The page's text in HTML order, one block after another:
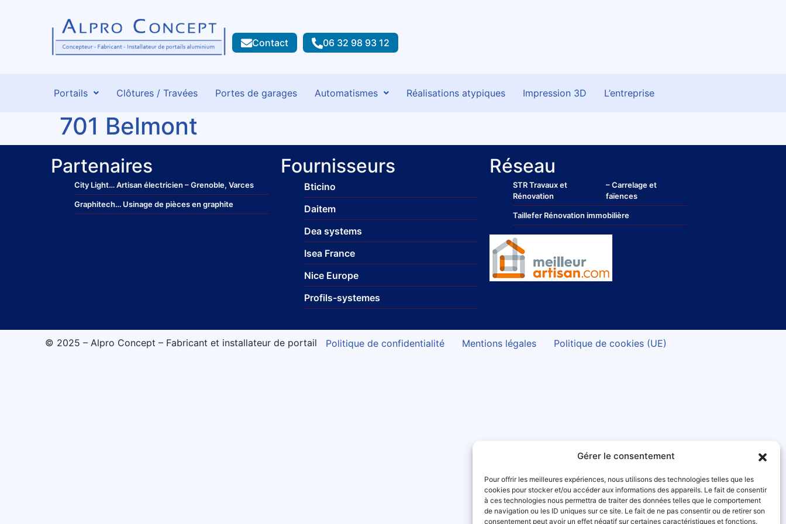
Gérer le consentement
Pour offrir les meilleures expériences, nous utilisons des technologies telles que les
cookies pour stocker et/ou accéder aux informations des appareils. Le fait de consentir
à ces technologies nous permettra de traiter des données telles que le comportement
de navigation ou les ID uniques sur ce site. Le fait de ne pas consentir ou de retirer son
consentement peut avoir un effet négatif sur certaines caractéristiques et fonctions.
Contact 06 32 98 93 12
Portails Clôtures / Travées Portes de garages Automatismes Réalisations atypiques Impression 3D L’entreprise
701 Belmont
Partenaires
City Light… Artisan électricien – Grenoble, Varces
Graphitech… Usinage de pièces en graphite
Fournisseurs
Bticino
Daitem
Dea systems
Isea France
Nice Europe
Profils-systemes
Réseau
STR Travaux et
Rénovation
– Carrelage et
faïences
Taillefer Rénovation immobilière
© 2025 – Alpro Concept – Fabricant et installateur de portail Politique de confidentialité Mentions légales Politique de cookies (UE)